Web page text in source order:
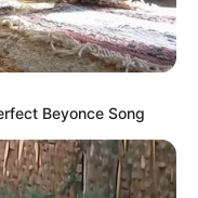
Beyonce Song